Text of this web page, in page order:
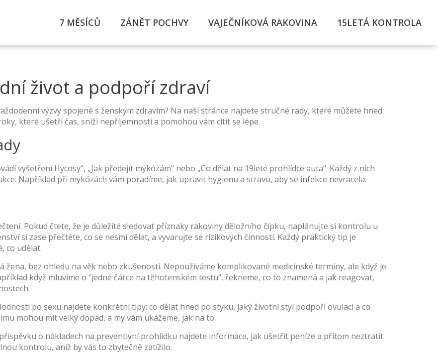
7 MĚSÍCŮ ZÁNĚT POCHVY VAJEČNÍKOVÁ RAKOVINA 15LETÁ KONTROLA
život a podpoří zdraví
výzvy spojené s ženským zdravím? Na naší stránce najdete stručné rady, které můžete hned
které ušetří čas, sníží nepříjemnosti a pomohou vám cítit se lépe.
vyšetření Hycosy“, „Jak předejít mykózám“ nebo „Co dělat na 19leté prohlídce auta“. Každý z nich
Například při mykózách vám poradíme, jak upravit hygienu a stravu, aby se infekce nevracela.
Pokud čtete, že je důležité sledovat příznaky rakoviny děložního čípku, naplánujte si kontrolu u
si zase přečtěte, co se nesmí dělat, a vyvarujte se rizikových činností. Každý praktický tip je
co udělat.
žena, bez ohledu na věk nebo zkušenosti. Nepoužíváme komplikované medicínské termíny, ale když je
když mluvíme o “jedné čárce na těhotenském testu”, řekneme, co to znamená a jak reagovat,
po sexu najdete konkrétní tipy: co dělat hned po styku, jaký životní styl podpoří ovulaci a co
mohou mít velký dopad, a my vám ukážeme, jak na to.
o nákladech na preventivní prohlídku najdete informace, jak ušetřit peníze a přitom neztratit
kontrolu, aniž by vás to zbytečně zatížilo.